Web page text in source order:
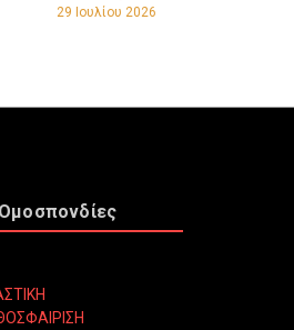
29 Ιουλίου 2026